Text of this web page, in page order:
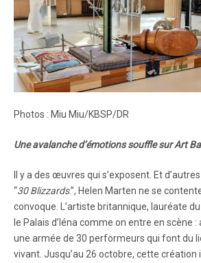
Photos : Miu Miu/KBSP/DR
Une avalanche d’émotions souffle sur Art
Il y a des œuvres qui s’exposent. Et
“30 Blizzards.”, Helen Marten ne se
convoque. L’artiste britannique, lauréate
le Palais d’Iéna comme on entre en scène
une armée de 30 performeurs qui font du
vivant. Jusqu’au 26 octobre, cette